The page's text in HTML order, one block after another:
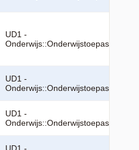
UD1 -
UD1 -
UD1 -